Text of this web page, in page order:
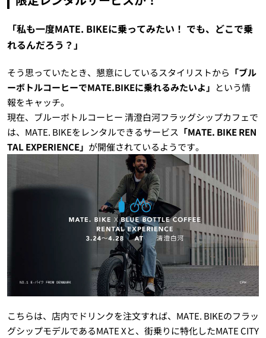
「私も一度MATE. BIKEに乗ってみたい！ でも、どこで乗
れるんだろう？」
そう思っていたとき、懇意にしているスタイリストから 「ブル
ーボトルコーヒーでMATE.BIKEに乗れるみたいよ」 という情
報をキャッチ。
現在、ブルーボトルコーヒー 清澄白河フラッグシップカフェで
は、MATE. BIKEをレンタルできるサービス 「MATE. BIKE REN
TAL EXPERIENCE」 が開催されているようです。
こちらは、店内でドリンクを注文すれば、MATE. BIKEのフラッ
グシップモデルであるMATE Xと、街乗りに特化したMATE CITY